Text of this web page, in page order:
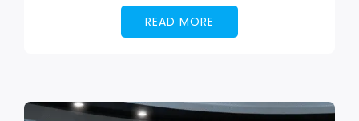
READ MORE